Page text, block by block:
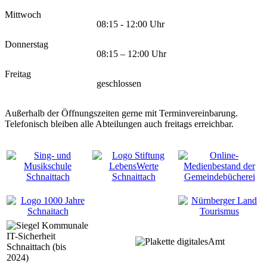
Mittwoch
08:15 - 12:00 Uhr
Donnerstag
08:15 – 12:00 Uhr
Freitag
geschlossen
Außerhalb der Öffnungszeiten gerne mit Terminvereinbarung.
Telefonisch bleiben alle Abteilungen auch freitags erreichbar.